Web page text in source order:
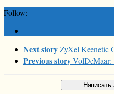
Follow:
Next storyZyXel Keenetic
Previous storyVolDeMaar: